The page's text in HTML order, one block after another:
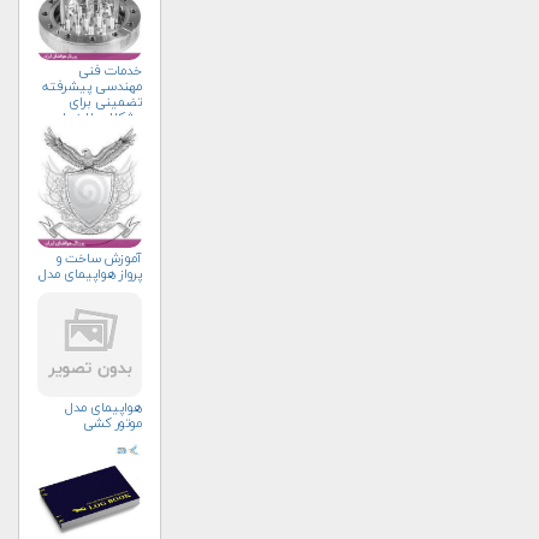
خدمات فنی
مهندسی پیشرفته
تضمینی برای
مشکلات لاینحل
آموزش ساخت و
پرواز هواپیمای مدل
هواپیمای مدل
موتور کشی